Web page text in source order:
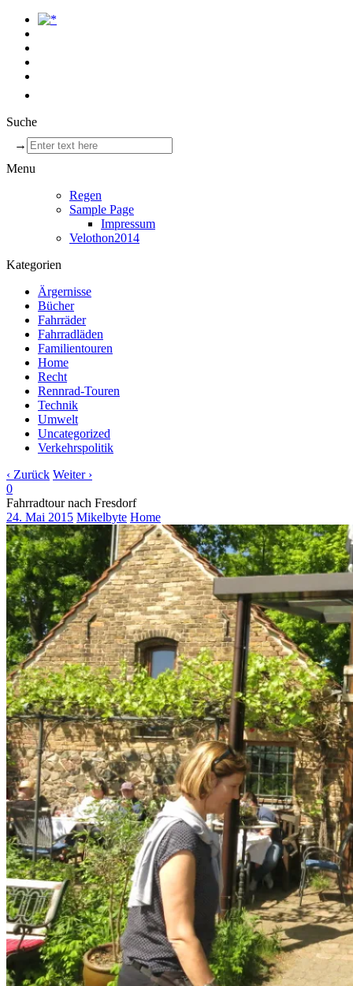
Suche
→
Menu
Regen
Sample Page
Impressum
Velothon2014
Kategorien
Ärgernisse
Bücher
Fahrräder
Fahrradläden
Familientouren
Home
Recht
Rennrad-Touren
Technik
Umwelt
Uncategorized
Verkehrspolitik
‹ Zurück Weiter ›
0
Fahrradtour nach Fresdorf
24. Mai 2015 Mikelbyte Home